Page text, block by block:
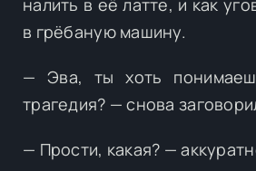
налить в её латте, и как
в грёбаную машину.
— Эва, ты хоть
трагедия? — снова
— Прости, какая? —